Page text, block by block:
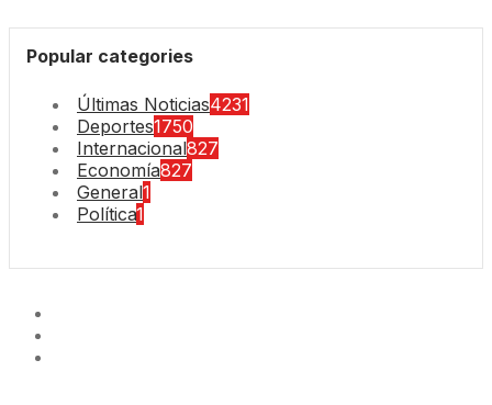
Popular categories
Últimas Noticias4231
Deportes1750
Internacional827
Economía827
General1
Política1